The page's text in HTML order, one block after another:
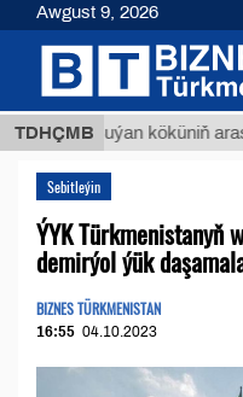
TDHÇMB
Buýan köküniň
Sebitleýin
ÝYK Türkmenistanyň
demirýol ýük
BIZNES TÜRKMENISTAN
16:55 04.10.2023
Awgust 9, 2026